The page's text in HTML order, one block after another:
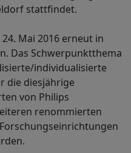
stattfindet.
Mai 2016 erneut in
Das Schwerpunktthema
individualisierte
die diesjährige
von Philips
renommierten